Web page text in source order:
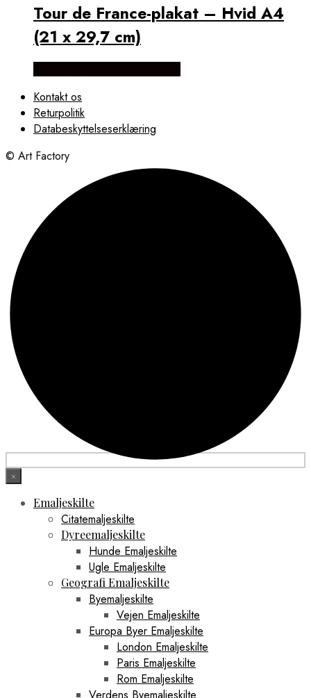
Tour de France-plakat – Hvid A4
(21 x 29,7 cm)
Kontakt os
Returpolitik
Databeskyttelseserklæring
© Art Factory
×
Emaljeskilte
Citatemaljeskilte
Dyreemaljeskilte
Hunde Emaljeskilte
Ugle Emaljeskilte
Geografi Emaljeskilte
Byemaljeskilte
Vejen Emaljeskilte
Europa Byer Emaljeskilte
London Emaljeskilte
Paris Emaljeskilte
Rom Emaljeskilte
Verdens Byemaljeskilte